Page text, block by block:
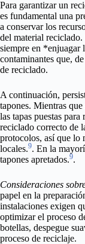
Para garantizar un
es fundamental una
a conservar los
del material
siempre en *enjuagar
contaminantes que,
de reciclado.
A continuación,
tapones. Mientras
las tapas puestas
reciclado correcto de
protocolos, así que lo
locales.9. En la
tapones apretados.9.
Consideraciones
papel en la
instalaciones exigen
optimizar el proceso
botellas, despegue
proceso de reciclaje.